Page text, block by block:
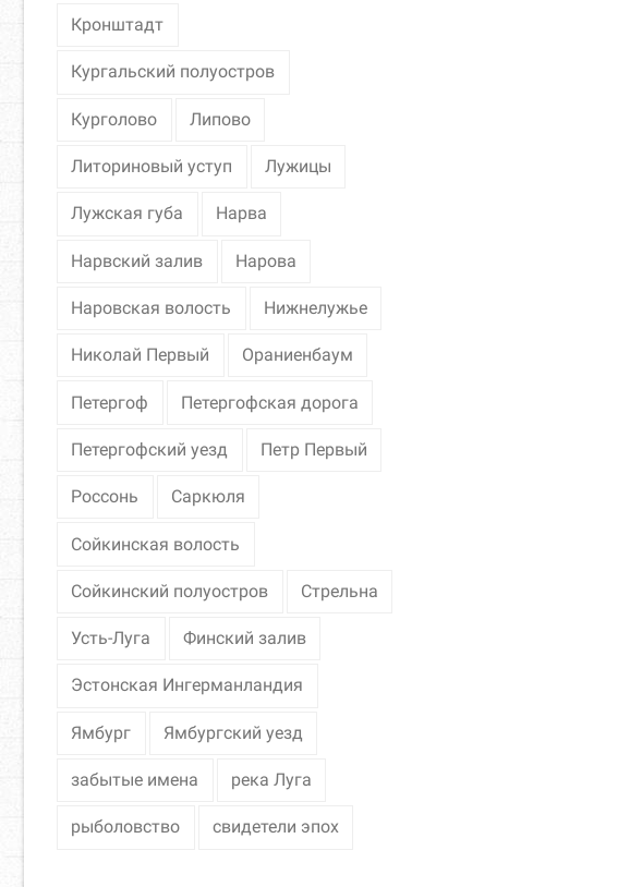
Кронштадт
Кургальский полуостров
Курголово Липово
Литориновый уступ Лужицы
Лужская губа Нарва
Нарвский залив Нарова
Наровская волость Нижнелужье
Николай Первый Ораниенбаум
Петергоф Петергофская дорога
Петергофский уезд Петр Первый
Россонь Саркюля
Сойкинская волость
Сойкинский полуостров Стрельна
Усть-Луга Финский залив
Эстонская Ингерманландия
Ямбург Ямбургский уезд
забытые имена река Луга
рыболовство свидетели эпох